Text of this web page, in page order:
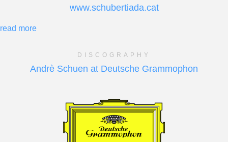
www.schubertiada.cat
read more
DISCOGRAPHY
Andrè Schuen at Deutsche Grammophon